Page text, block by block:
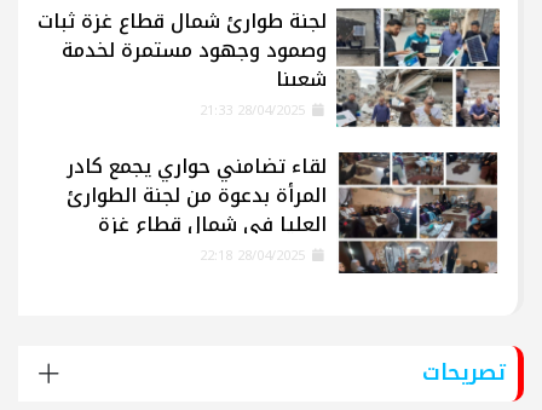
لجنة طوارئ شمال قطاع غزة ثبات
وصمود وجهود مستمرة لخدمة
شعبنا
لقاء تضامني حواري يجمع كادر
المرأة بدعوة من لجنة الطوارئ
العليا في شمال قطاع غزة
تصريحات